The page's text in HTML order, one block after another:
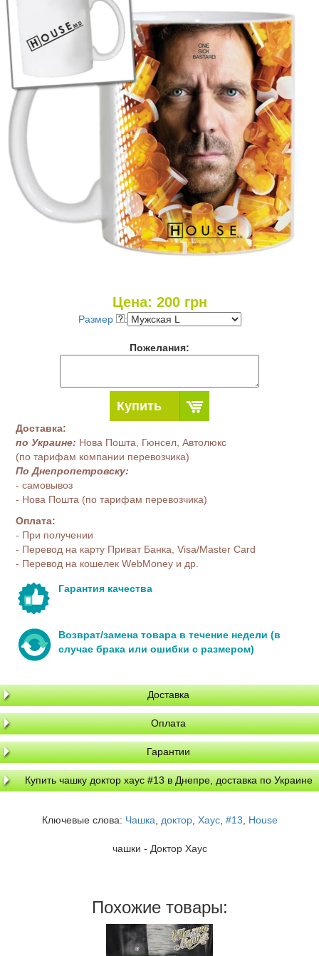
Цена: 200грн
Размер :
Пожелания:
Купить
Доставка:
по Украине: Нова Пошта, Гюнсел, Автолюкс
(по тарифам компании перевозчика)
По Днепропетровску:
- самовывоз
- Нова Пошта (по тарифам перевозчика)
Оплата:
- При получении
- Перевод на карту Приват Банка, Visa/Master Card
- Перевод на кошелек WebMoney и др.
Гарантия качества
Возврат/замена товара в течение недели (в
случае брака или ошибки с размером)
Доставка
Оплата
Гарантии
Купить чашку доктор хаус #13 в Днепре, доставка по Украине
Ключевые слова: Чашка доктор, Хаус, #13 House
чашки - Доктор Хаус
Похожие товары: